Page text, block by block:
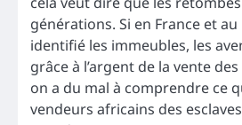
générations. Si en France et
identifié les immeubles, les
grâce à l’argent de la vente
on a du mal à comprendre ce
vendeurs africains des